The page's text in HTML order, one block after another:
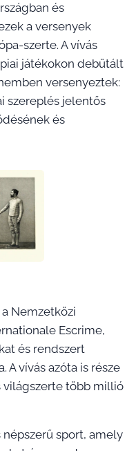
és
a versenyek
szerte. A vívás
játékokon debütált
versenyeztek:
szereplés jelentős
és
Nemzetközi
Escrime,
és rendszert
A vívás azóta is része
világszerte több millió
népszerű sport, amely